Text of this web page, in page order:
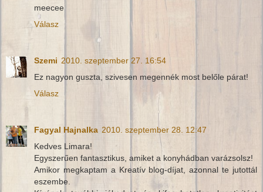
meecee
Válasz
Szemi 2010. szeptember 27. 16:54
Ez nagyon guszta, szivesen megennék most belőle párat!
Válasz
Fagyal Hajnalka 2010. szeptember 28. 12:47
Kedves Limara!
Egyszerűen fantasztikus, amiket a konyhádban varázsolsz!
Amikor megkaptam a Kreatív blog-díjat, azonnal te jutottál
eszembe.